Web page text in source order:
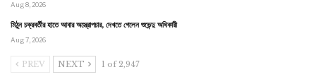
Aug 8, 2026
মিঠুন চক্রবর্তীর হাতে আবার অস্ত্রোপচার, দেখতে গেলেন শুভেন্দু অধিকারী
Aug 7, 2026
PREV NEXT 1 of 2,947